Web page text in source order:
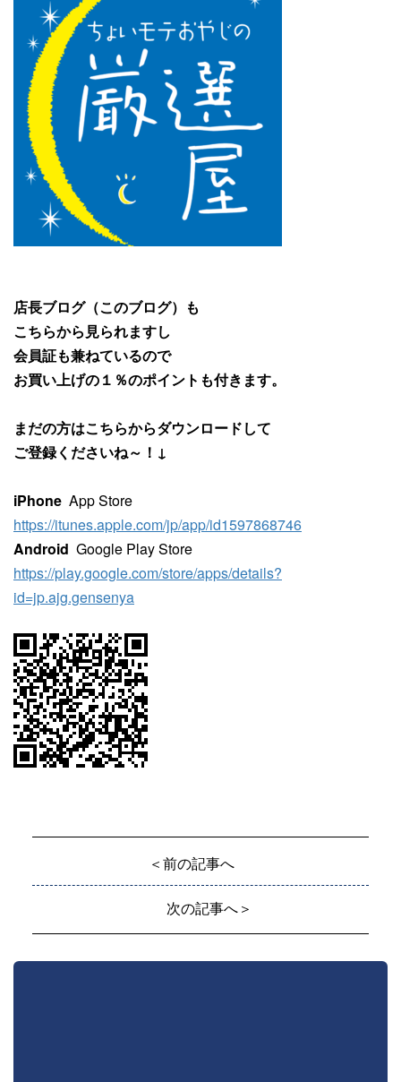
店長ブログ（このブログ）も
こちらから見られますし
会員証も兼ねているので
お買い上げの１％のポイントも付きます。
まだの方はこちらからダウンロードして
ご登録くださいね～！↓
iPhone App Store
https://itunes.apple.com/jp/app/id1597868746
Android Google Play Store
https://play.google.com/store/apps/details?
id=jp.ajg.gensenya
＜前の記事へ
次の記事へ＞